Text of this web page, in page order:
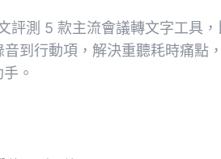
評測 5 款主流會議轉文字工具
到行動項，解決重聽耗時痛點
。